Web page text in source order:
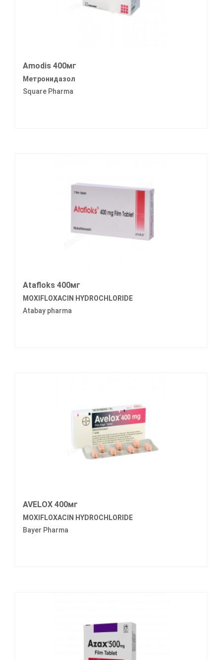
Amodis 400мг
Метронидазол
Square Pharma
Atafloks 400мг
MOXIFLOXACIN HYDROCHLORIDE
Atabay pharma
AVELOX 400мг
MOXIFLOXACIN HYDROCHLORIDE
Bayer Pharma